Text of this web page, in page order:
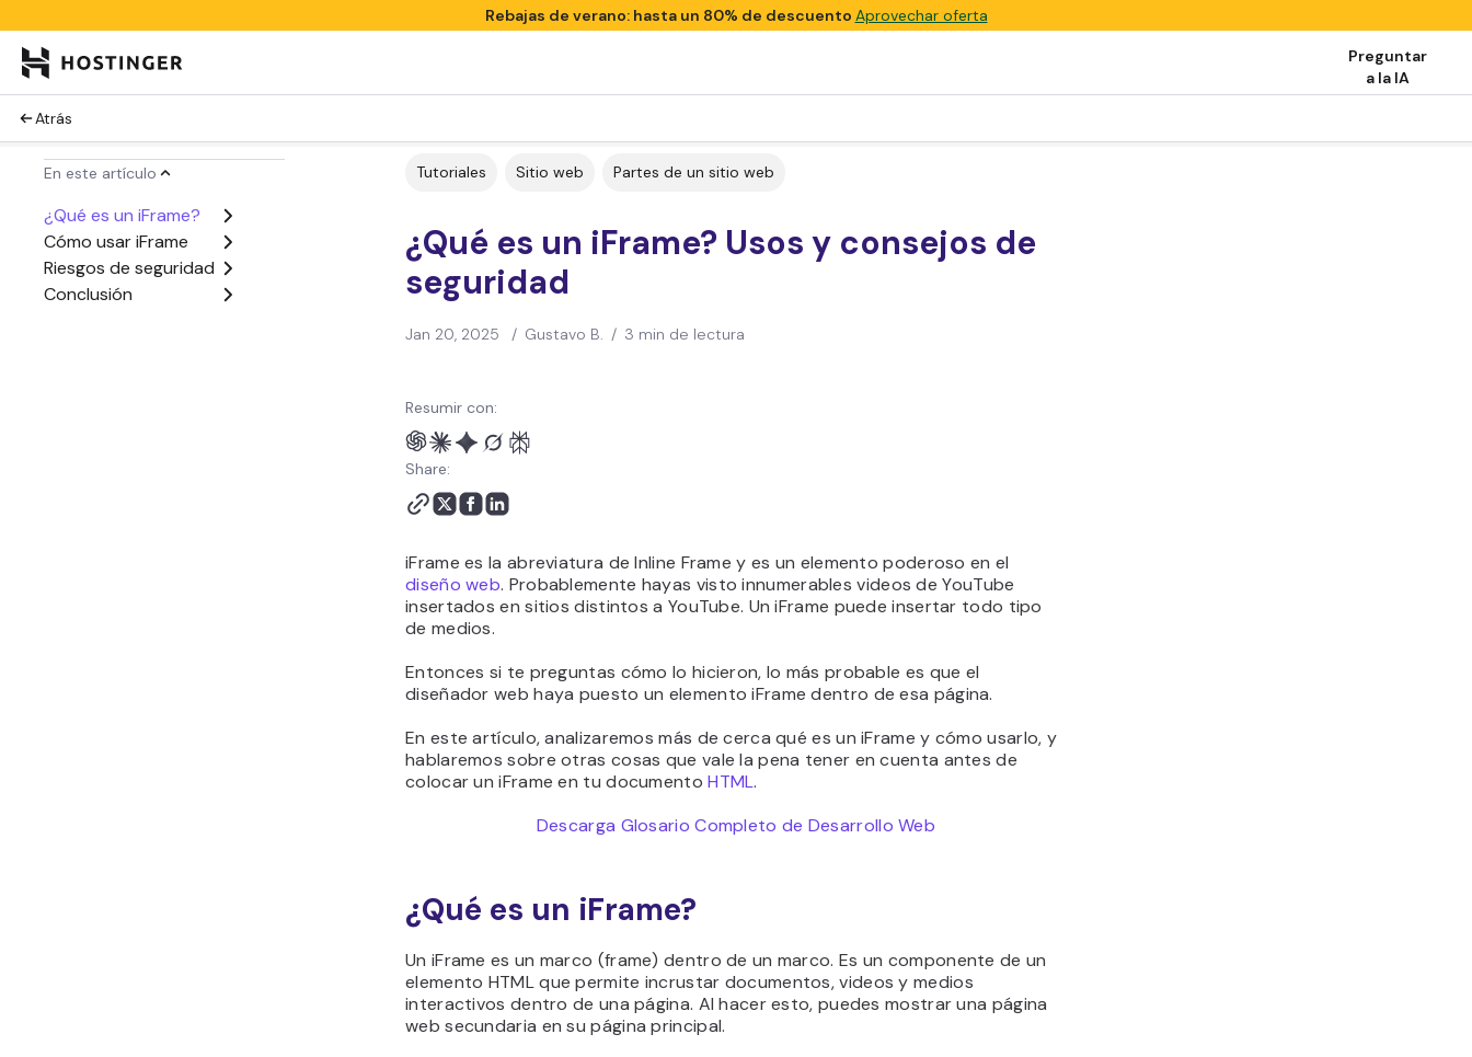
Rebajas de verano: hasta un 80% de descuento Aprovechar oferta
Preguntar
a la IA
Atrás
En este artículo
¿Qué es un iFrame?
Cómo usar iFrame
Riesgos de seguridad
Conclusión
Tutoriales Sitio web Partes de un sitio web
¿Qué es un iFrame? Usos y consejos de
seguridad
Jan 20, 2025 / Gustavo B. / 3 min de lectura
Resumir con:
Share:
iFrame es la abreviatura de Inline Frame y es un elemento poderoso en el
diseño web. Probablemente hayas visto innumerables videos de YouTube
insertados en sitios distintos a YouTube. Un iFrame puede insertar todo tipo
de medios.
Entonces si te preguntas cómo lo hicieron, lo más probable es que el
diseñador web haya puesto un elemento iFrame dentro de esa página.
En este artículo, analizaremos más de cerca qué es un iFrame y cómo usarlo, y
hablaremos sobre otras cosas que vale la pena tener en cuenta antes de
colocar un iFrame en tu documentoHTML.
Descarga Glosario Completo de Desarrollo Web
¿Qué es un iFrame?
Un iFrame es un marco (frame) dentro de un marco. Es un componente de un
elemento HTML que permite incrustar documentos, videos y medios
interactivos dentro de una página. Al hacer esto, puedes mostrar una página
web secundaria en su página principal.